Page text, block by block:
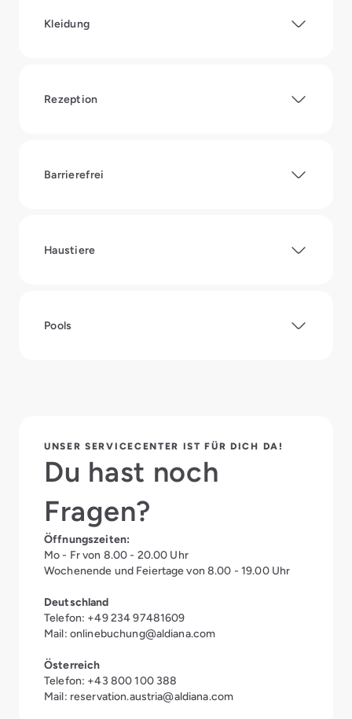
Kleidung
Rezeption
Barrierefrei
Haustiere
Pools
UNSER SERVICECENTER IST FÜR DICH DA!
Du hast noch
Fragen?
Öffnungszeiten:
Mo - Fr von 8.00 - 20.00 Uhr
Wochenende und Feiertage von 8.00 - 19.00 Uhr
Deutschland
Telefon: +49 234 97481609
Mail: onlinebuchung@aldiana.com
Österreich
Telefon: +43 800 100 388
Mail: reservation.austria@aldiana.com